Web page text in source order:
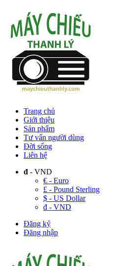
Trang chủ
Giới thiệu
Sản phẩm
Tư vấn người dùng
Đời sống
Liên hệ
đ - VND
€ - Euro
£ - Pound Sterling
$ - US Dollar
đ - VND
Đăng ký
Đăng nhập